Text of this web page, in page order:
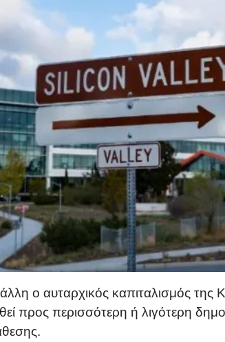
ο αυταρχικός καπιταλισμός της
προς περισσότερη ή λιγότερη